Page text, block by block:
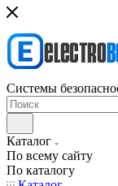
Системы
Каталог
По всему сайту
По каталогу